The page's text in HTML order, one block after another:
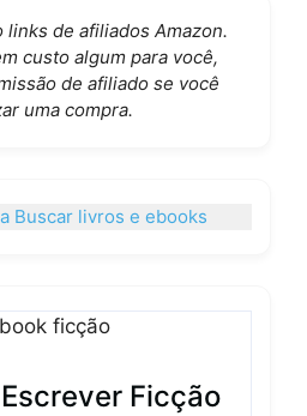
de afiliados Amazon.
custo algum para você,
de afiliado se você
uma compra.
Buscar livros e ebooks
Escrever Ficção